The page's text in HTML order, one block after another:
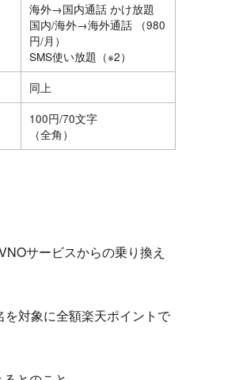
海外→国内通話 かけ放題
国内/海外→海外通話 （980
円/月）
SMS使い放題（※2）
同上
100円/70文字
（全角）
サービスからの乗り換え
対象に全額楽天ポイントで